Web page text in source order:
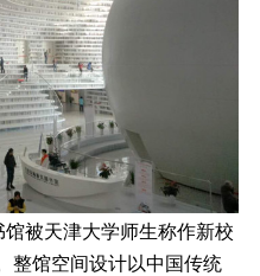
被天津大学师生称作新校
整馆空间设计以中国传统